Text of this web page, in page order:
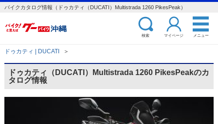
バイクカタログ情報（ドゥカティ（DUCATI）Multistrada 1260 PikesPeak）
検索 マイページ メニュー
ドゥカティ | DUCATI ＞
ドゥカティ（DUCATI）Multistrada 1260 PikesPeakのカ
タログ情報